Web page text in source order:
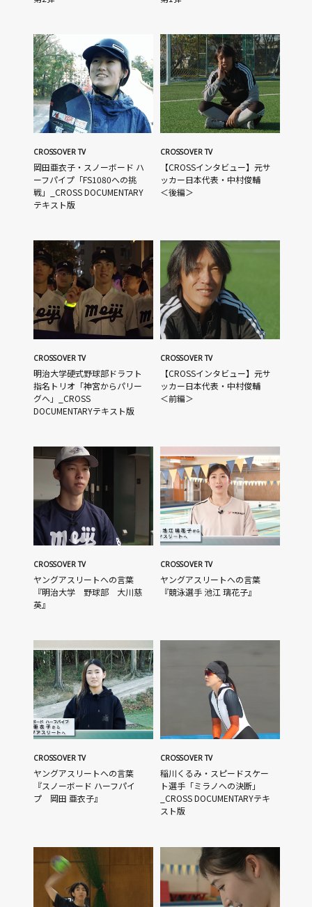
CROSSOVER TV
岡田亜衣子・スノーボード ハ
ーフパイプ「FS1080への挑
戦」_CROSS DOCUMENTARY
テキスト版
CROSSOVER TV
【CROSSインタビュー】元サ
ッカー日本代表・中村俊輔
＜後編＞
CROSSOVER TV
明治大学硬式野球部ドラフト
指名トリオ「神宮からパリー
グへ」_CROSS
DOCUMENTARYテキスト版
CROSSOVER TV
【CROSSインタビュー】元サ
ッカー日本代表・中村俊輔
＜前編＞
CROSSOVER TV
ヤングアスリートへの言葉
『明治大学 野球部 大川慈
英』
CROSSOVER TV
ヤングアスリートへの言葉
『競泳選手 池江 璃花子』
CROSSOVER TV
ヤングアスリートへの言葉
『スノーボード ハーフパイ
プ 岡田 亜衣子』
CROSSOVER TV
稲川くるみ・スピードスケー
ト選手「ミラノへの決断」
_CROSS DOCUMENTARYテキ
スト版